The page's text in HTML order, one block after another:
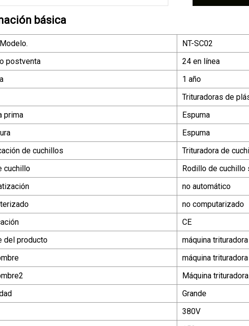
básica
NT-SC02
postventa
24 en línea
1 año
Trituradoras de
prima
Espuma
Espuma
de cuchillos
Trituradora de
cuchillo
Rodillo de cuchillo
no automático
no computarizado
CE
del producto
máquina trituradora
máquina trituradora
Máquina
Grande
380V